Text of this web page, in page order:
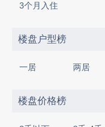
3个月入住
楼盘户型榜
一居 两居
楼盘价格榜